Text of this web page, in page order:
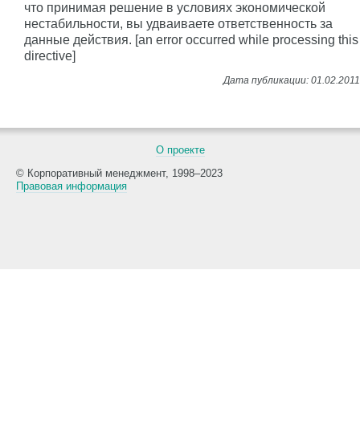
что принимая решение в условиях экономической
нестабильности, вы удваиваете ответственность за
данные действия. [an error occurred while processing this
directive]
О проекте
© Корпоративный менеджмент, 1998–2023
Правовая информация